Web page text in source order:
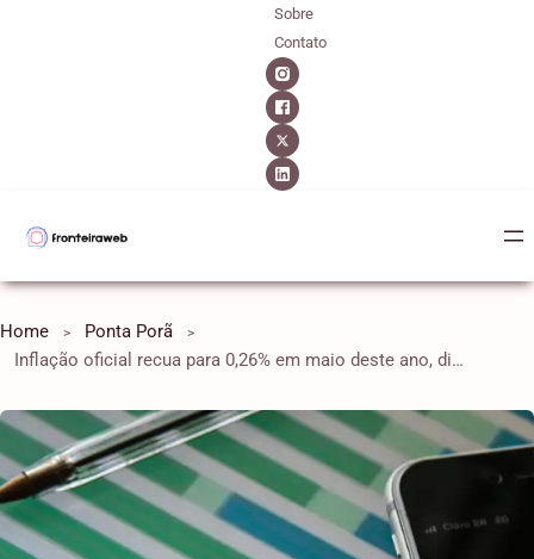
Sobre
Contato
Home
Ponta Porã
Inflação oficial recua para 0,26% em maio deste ano, diz IBGE